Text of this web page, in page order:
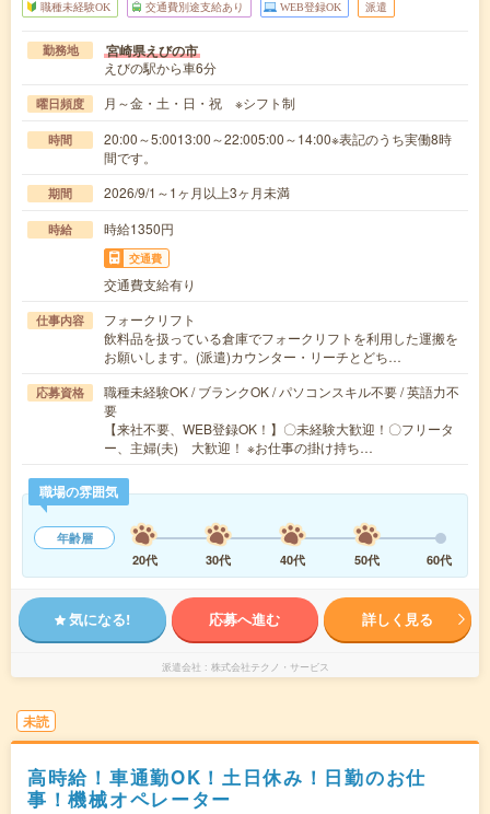
職種未経験OK 交通費別途支給あり WEB登録OK 派遣
勤務地 宮崎県えびの市
えびの駅から車6分
曜日頻度 月～金・土・日・祝 ※シフト制
時間
20:00～5:0013:00～22:005:00～14:00※表記のうち実働8時
間です。
期間 2026/9/1～1ヶ月以上3ヶ月未満
時給 時給1350円
交通費
交通費支給有り
仕事内容
フォークリフト
飲料品を扱っている倉庫でフォークリフトを利用した運搬を
お願いします。(派遣)カウンター・リーチとどち…
応募資格
職種未経験OK / ブランクOK / パソコンスキル不要 / 英語力不
要
【来社不要、WEB登録OK！】〇未経験大歓迎！〇フリータ
ー、主婦(夫) 大歓迎！ ※お仕事の掛け持ち…
職場の雰囲気
年齢層
20代
30代 40代 50代 60代
気になる! 応募へ進む 詳しく見る
派遣会社 株式会社テクノ・サービス
未読
高時給！車通勤OK！土日休み！日勤のお仕
事！機械オペレーター